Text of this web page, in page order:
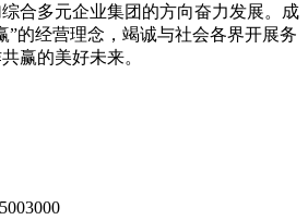
合多元企业集团的方向奋力发展。成
”的经营理念，竭诚与社会各界开展务
赢的美好未来。